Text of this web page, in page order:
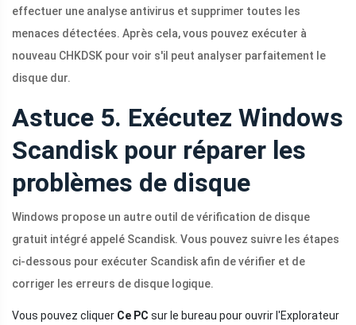
effectuer une analyse antivirus et supprimer toutes les
menaces détectées. Après cela, vous pouvez exécuter à
nouveau CHKDSK pour voir s'il peut analyser parfaitement le
disque dur.
Astuce 5. Exécutez Windows
Scandisk pour réparer les
problèmes de disque
Windows propose un autre outil de vérification de disque
gratuit intégré appelé Scandisk. Vous pouvez suivre les étapes
ci-dessous pour exécuter Scandisk afin de vérifier et de
corriger les erreurs de disque logique.
Vous pouvez cliquer Ce PC sur le bureau pour ouvrir l'Explorateur